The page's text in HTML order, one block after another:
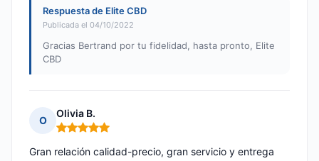
Respuesta de Elite CBD
Publicada el 04/10/2022
Gracias Bertrand por tu fidelidad, hasta pronto, Elite
CBD
O
Olivia B.
Nota: 5 de 5
Gran relación calidad-precio, gran servicio y entrega